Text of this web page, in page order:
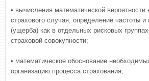
• вычисления математической вероятности
страхового случая, определение частоты
(ущерба) как в отдельных рисковых
страховой совокупности;
• математическое обоснование
организацию процесса страхования;